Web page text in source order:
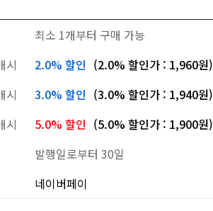
최소 1개부터 구매 가능
시
2.0% 할인 (2.0% 할인가 : 1,960원)
시
3.0% 할인 (3.0% 할인가 : 1,940원)
시
5.0% 할인 (5.0% 할인가 : 1,900원)
발행일로부터 30일
네이버페이